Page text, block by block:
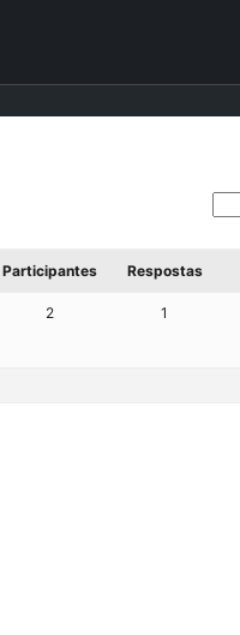
Participantes Respostas
2 1